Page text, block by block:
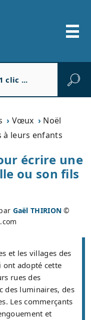
Vœux
Noël
à leurs enfants
écrire une
ou son fils
Gaël THIRION ©
et les villages des
ont adopté cette
rues des
des luminaires, des
Les commerçants
et